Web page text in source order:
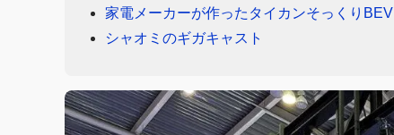
家電メーカーが作ったタイカンそっくりBEV
シャオミのギガキャスト